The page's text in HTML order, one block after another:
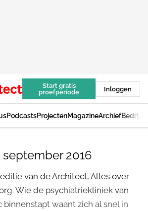
Start gratis
proefperiode
Inloggen
PodcastsProjectenMagazineArchief
2016
van de Architect, Alles over
Wie de psychiatriekliniek van
waant zich al snel in